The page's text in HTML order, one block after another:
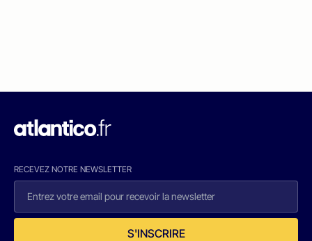
RECEVEZ NOTRE NEWSLETTER
S'INSCRIRE